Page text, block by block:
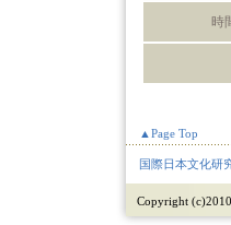
時
▲Page Top
国際日本文化研
Copyright